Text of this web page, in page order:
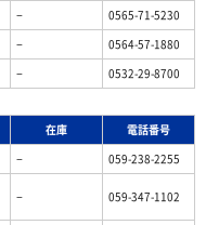
−
0565-71-5230
−
0564-57-1880
− 0532-29-8700
在庫
電話番号
− 059-238-2255
− 059-347-1102